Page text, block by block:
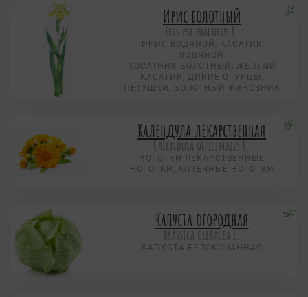
Ирис болотный
Iris pseudacorus L.
ИРИС ВОДЯНОЙ, КАСАТИК
ВОДЯНОЙ
КОСАТНИК БОЛОТНЫЙ, ЖЕЛТЫЙ
КАСАТИК, ДИКИЕ ОГУРЦЫ,
ПЕТУШКИ, БОЛОТНЫЙ ФИНОВНИК
Календула лекарственная
Calendula officinalis L.
НОГОТКИ ЛЕКАРСТВЕННЫЕ
НОГОТКИ, АПТЕЧНЫЕ НОГОТКИ
Капуста огородная
Brassica oleracea L.
КАПУСТА БЕЛОКОЧАННАЯ